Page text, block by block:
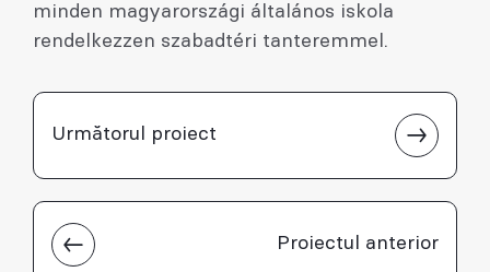
minden magyarországi általános iskola
rendelkezzen szabadtéri tanteremmel.
Proiectul anterior
Următorul proiect